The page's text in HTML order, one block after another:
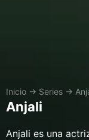
Inicio → Series →
Anjali
Anjali es una